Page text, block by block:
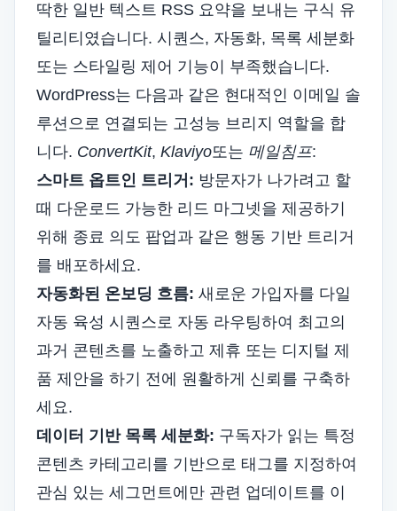
딱한 일반 텍스트 RSS 요약을 보내는 구식 유
틸리티였습니다. 시퀀스, 자동화, 목록 세분화
또는 스타일링 제어 기능이 부족했습니다.
WordPress는 다음과 같은 현대적인 이메일 솔
루션으로 연결되는 고성능 브리지 역할을 합
니다. ConvertKit, Klaviyo또는 메일침프:
스마트 옵트인 트리거: 방문자가 나가려고 할
때 다운로드 가능한 리드 마그넷을 제공하기
위해 종료 의도 팝업과 같은 행동 기반 트리거
를 배포하세요.
자동화된 온보딩 흐름: 새로운 가입자를 다일
자동 육성 시퀀스로 자동 라우팅하여 최고의
과거 콘텐츠를 노출하고 제휴 또는 디지털 제
품 제안을 하기 전에 원활하게 신뢰를 구축하
세요.
데이터 기반 목록 세분화: 구독자가 읽는 특정
콘텐츠 카테고리를 기반으로 태그를 지정하여
관심 있는 세그먼트에만 관련 업데이트를 이